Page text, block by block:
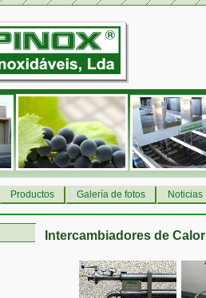
Productos Galería de fotos Noticias
Intercambiadores de